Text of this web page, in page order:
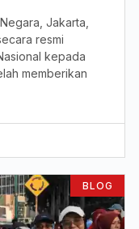
Jakarta,
resmi
kepada
memberikan
BLOG